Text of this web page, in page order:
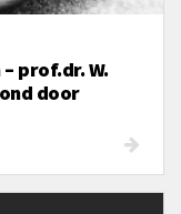
prof.dr. W.
door